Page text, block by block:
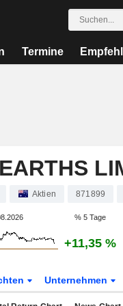
Termine
Aktien 871899
% 5 Tage
+11,35 %
Unternehmen